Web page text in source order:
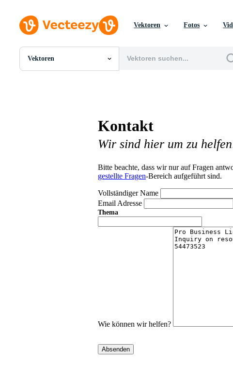
Vektoren Fotos
Vektoren
Alle Bilder
Redaktionelle Ereignisse
Kontakt
Wir sind hier um zu
Bitte beachte, dass wir nur auf Fragen
gestellte Fragen-Bereich aufgeführt sind.
Vollständiger Name
Email Adresse
Thema
Wie können wir helfen?
Absenden